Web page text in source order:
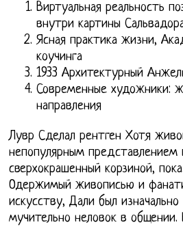
Виртуальная реальность
внутри картины
Ясная практика жизни,
коучинга
1933 Архитектурный
Современные художники:
направления
Лувр Сделал рентген Хотя
непопулярным представлением
сверхокрашенный корзиной,
Одержимый живописью и
искусству, Дали был
мучительно неловок в